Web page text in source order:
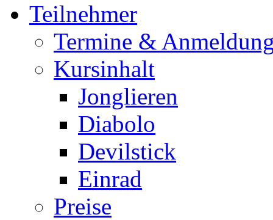
Teilnehmer
Termine &
Kursinhalt
Jonglieren
Diabolo
Devilstick
Einrad
Preise